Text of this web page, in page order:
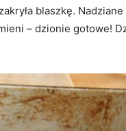
blaszkę. Nadziane
– dzionie gotowe!